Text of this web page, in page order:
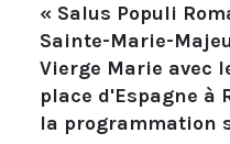
« Salus Populi
Sainte-Marie-
Vierge Marie avec
place d'Espagne à
la programmation